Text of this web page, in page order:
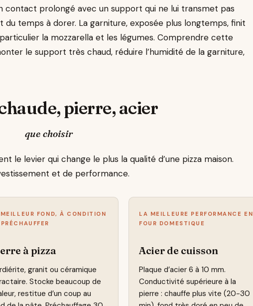
contact prolongé avec un support qui ne lui transmet pas
du temps à dorer. La garniture, exposée plus longtemps, finit
la mozzarella et les légumes. Comprendre cette
le support très chaud, réduire l’humidité de la garniture,
pierre, acier
que choisir
le levier qui change le plus la qualité d’une pizza maison.
et de performance.
FOND, À CONDITION
à pizza
granit ou céramique
Stocke beaucoup de
restitue d’un coup au
LA MEILLEURE PERFORMANCE EN
FOUR DOMESTIQUE
Acier de cuisson
Plaque d’acier 6 à 10 mm.
Conductivité supérieure à la
pierre : chauffe plus vite (20-30